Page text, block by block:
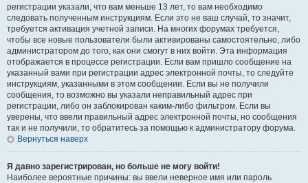
регистрации указали, что вам меньше 13 лет, то вам необходимо
следовать полученным инструкциям. Если это не ваш случай, то значит,
требуется активация учетной записи. На многих форумах требуется,
чтобы все новые пользователи были активированы самостоятельно, либо
администратором до того, как они смогут в них войти. Эта информация
отображается в процессе регистрации. Если вам пришло сообщение на
указанный вами при регистрации адрес электронной почты, то следуйте
инструкциям, указанными в этом сообщении. Если вы не получили
сообщения, то возможно вы указали неправильный адрес при
регистрации, либо он заблокирован каким-либо фильтром. Если вы
уверены, что ввели правильный адрес электронной почты, но сообщения
так и не получили, то обратитесь за помощью к администратору форума.
Вернуться наверх
Я давно зарегистрирован, но больше не могу войти!
Наиболее вероятные причины: вы ввели неверное имя или пароль